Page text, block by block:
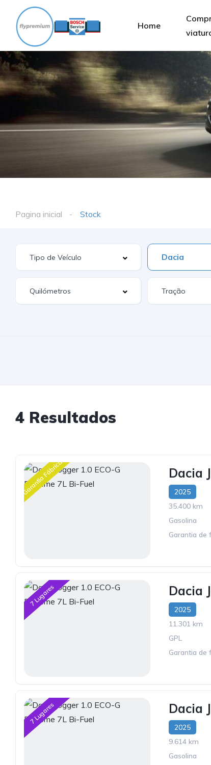
Home
Pagina inicial Stock
Dacia
4 Resultados
Garantia Fábrica Dacia
2025
35.400 km
Gasolina
Garantia de
7 Lugares Dacia
2025
11.301 km
GPL
Garantia de
7 Lugares Dacia
2025
9.614 km
Gasolina